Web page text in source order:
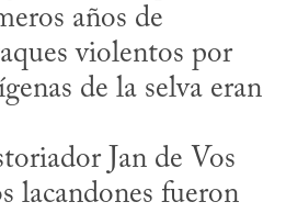
años de
violentos por
de la selva eran
lacandones fueron